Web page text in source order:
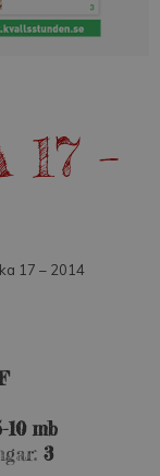
17 –
17 – 2014
10 mb
3